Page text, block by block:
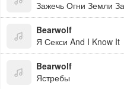
Bearwolf
Я Секси And I Know It
Bearwolf
Ястребы